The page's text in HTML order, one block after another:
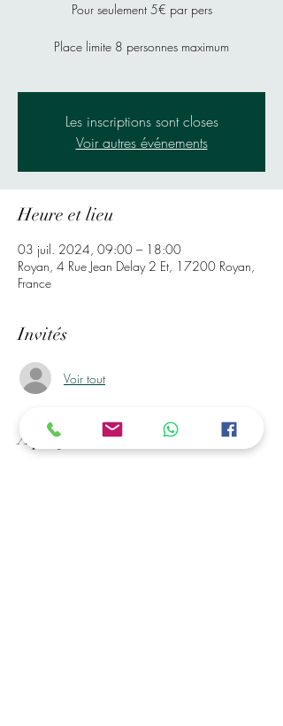
Pour seulement 5€ par pers
Place limite 8 personnes maximum
Les inscriptions sont closes
Voir autres événements
Heure et lieu
03 juil. 2024, 09:00 – 18:00
Royan, 4 Rue Jean Delay 2 Et, 17200 Royan,
France
Invités
Voir tout
À propos de l'événement